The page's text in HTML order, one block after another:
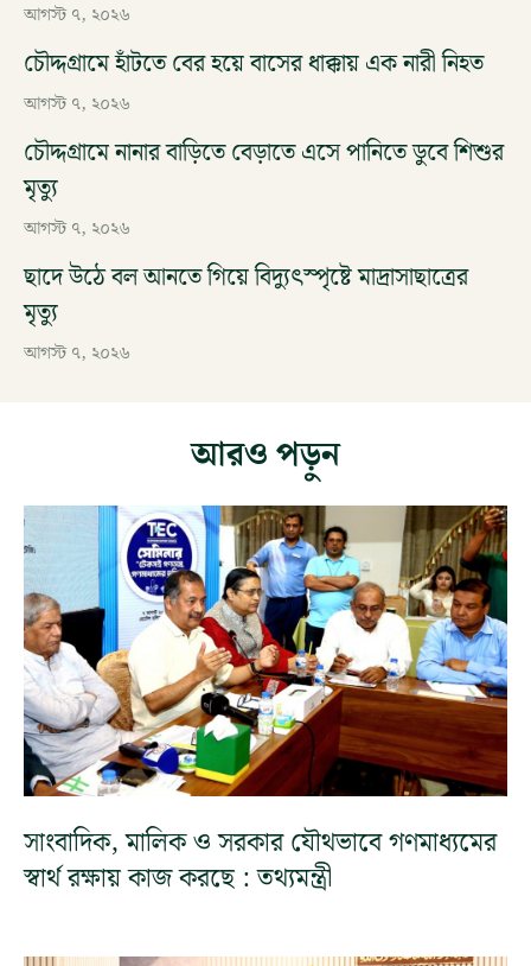
আগস্ট ৭, ২০২৬
চৌদ্দগ্রামে হাঁটতে বের হয়ে বাসের ধাক্কায় এক নারী নিহত
আগস্ট ৭, ২০২৬
চৌদ্দগ্রামে নানার বাড়িতে বেড়াতে এসে পানিতে ডুবে শিশুর
মৃত্যু
আগস্ট ৭, ২০২৬
ছাদে উঠে বল আনতে গিয়ে বিদ্যুৎস্পৃষ্টে মাদ্রাসাছাত্রের
মৃত্যু
আগস্ট ৭, ২০২৬
আরও পড়ুন
সাংবাদিক, মালিক ও সরকার যৌথভাবে গণমাধ্যমের
স্বার্থ রক্ষায় কাজ করছে : তথ্যমন্ত্রী